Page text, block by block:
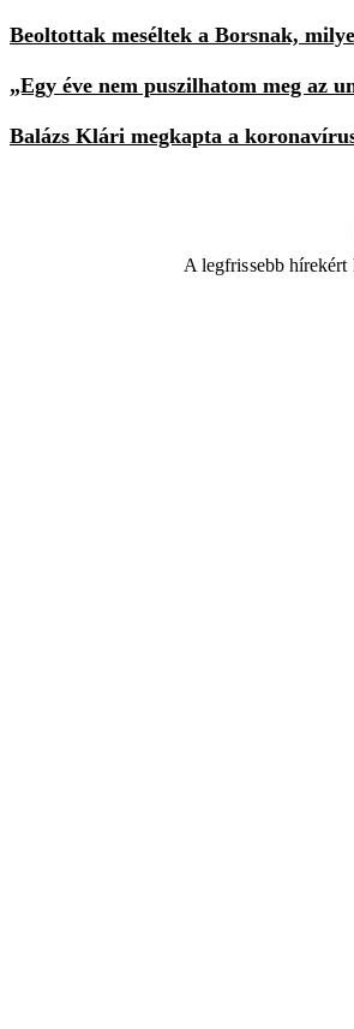
Beoltottak meséltek a Borsnak,
„Egy éve nem puszilhatom meg az
Balázs Klári megkapta a
A legfrissebb